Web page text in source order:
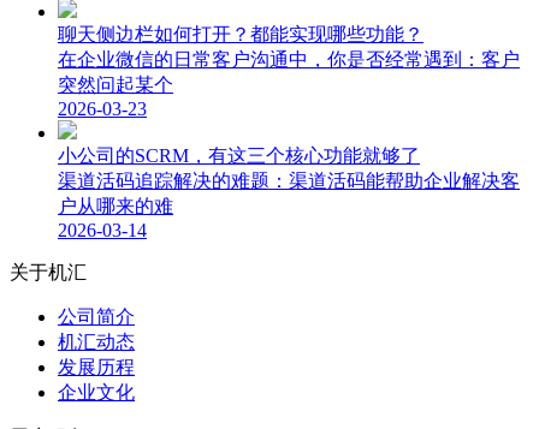
聊天侧边栏如何打开？都能实现哪些功能？
在企业微信的日常客户沟通中，你是否经常遇到：客户
突然问起某个
2026-03-23
小公司的SCRM，有这三个核心功能就够了
渠道活码追踪解决的难题：渠道活码能帮助企业解决客
户从哪来的难
2026-03-14
关于机汇
公司简介
机汇动态
发展历程
企业文化